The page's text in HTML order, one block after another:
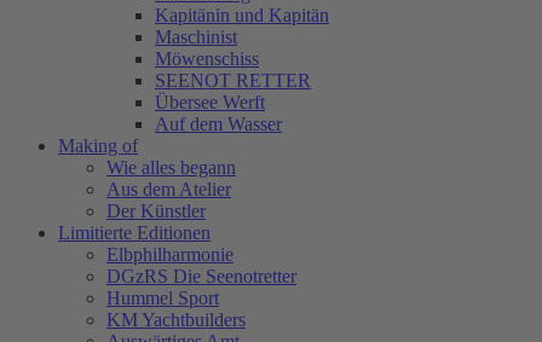
Kapitänin und Kapitän
Maschinist
Möwenschiss
SEENOT RETTER
Übersee Werft
Auf dem Wasser
Making of
Wie alles begann
Aus dem Atelier
Der Künstler
Limitierte Editionen
Elbphilharmonie
DGzRS Die Seenotretter
Hummel Sport
KM Yachtbuilders